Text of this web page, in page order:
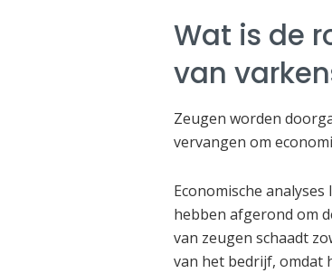
Wat is de
van
Zeugen worden
vervangen om
Economische
hebben afgerond om
van zeugen schaadt
van het bedrijf, omdat